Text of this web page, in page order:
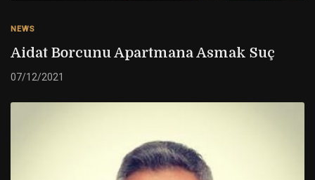
NEWS
Aidat Borcunu Apartmana Asmak Suç
07/12/2021